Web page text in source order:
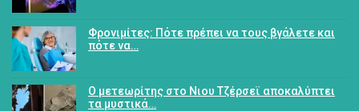
Φρονιμίτες: Πότε πρέπει να τους βγάλετε και
πότε να…
Ο μετεωρίτης στο Νιου Τζέρσεϊ αποκαλύπτει
τα μυστικά…